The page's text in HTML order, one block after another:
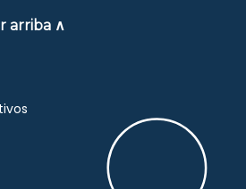
arriba ∧